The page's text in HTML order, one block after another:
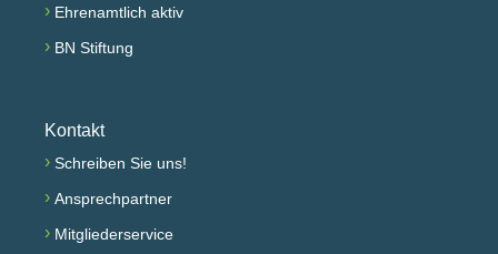
› Ehrenamtlich aktiv
› BN Stiftung
Kontakt
› Schreiben Sie uns!
› Ansprechpartner
› Mitgliederservice